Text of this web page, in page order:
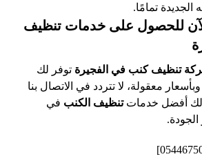
الجديدة تمامًا.
للحصول على خدمات تنظيف
تنظيف كنب في الفجيرة توفر لك
معقولة، لا تتردد في الاتصال بنا
لك أفضل خدماتتنظيف الكنب في
الجودة.